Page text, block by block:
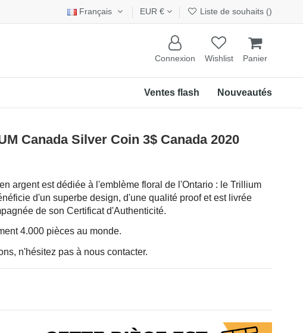
Français EUR € Liste de souhaits ()
Connexion Wishlist Panier
Nouveautés
Ventes flash
Canada Silver Coin 3$ Canada 2020
argent est dédiée à l'emblème floral de l'Ontario : le Trillium
d'un superbe design, d'une qualité proof et est livrée
de son Certificat d'Authenticité.
4.000 pièces au monde.
n'hésitez pas à nous contacter.